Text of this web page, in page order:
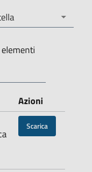
elementi
Azioni
Scarica